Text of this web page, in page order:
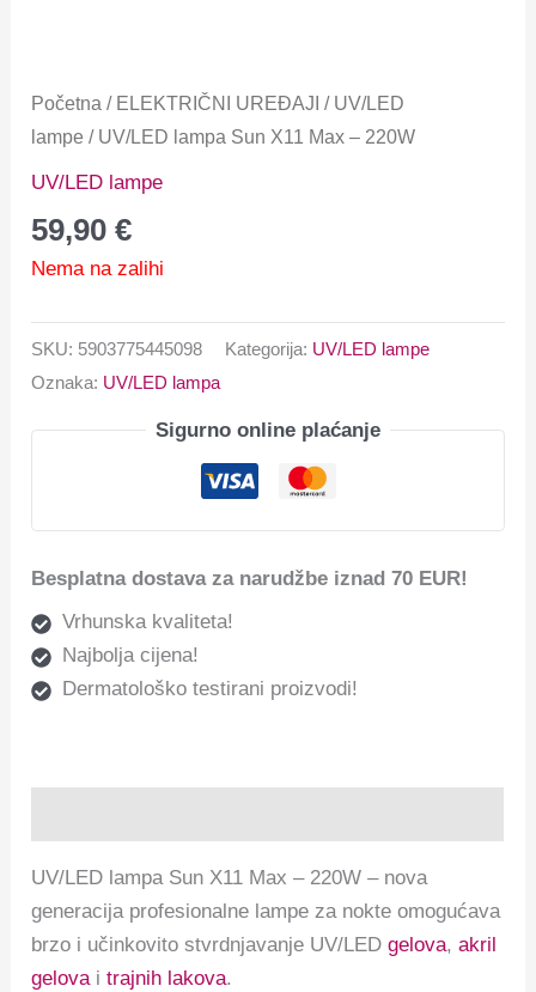
Početna / ELEKTRIČNI UREĐAJI / UV/LED
lampe / UV/LED lampa Sun X11 Max – 220W
UV/LED lampe
59,90€
Nema na zalihi
SKU: 5903775445098 Kategorija: UV/LED lampe
Oznaka: UV/LED lampa
Sigurno online plaćanje
Besplatna dostava za narudžbe iznad 70 EUR!
Vrhunska kvaliteta!
Najbolja cijena!
Dermatološko testirani proizvodi!
UV/LED lampa Sun X11 Max – 220W – nova
generacija profesionalne lampe za nokte omogućava
brzo i učinkovito stvrdnjavanje UV/LEDgelova,akril
gelovaitrajnih lakova.